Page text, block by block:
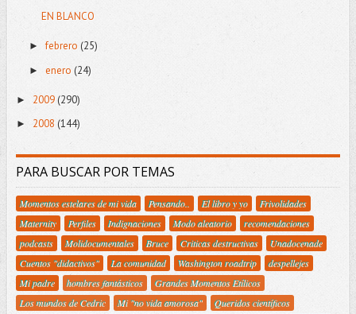
EN BLANCO
►febrero (25)
► enero (24)
► 2009(290)
► 2008 (144)
PARA BUSCAR POR TEMAS
Momentos estelares de mi vida Pensando.. El libro y yo
Frivolidades
Maternity
Perfiles Indignaciones Modo aleatorio
recomendaciones
podcasts
Molidocumentales Bruce Criticas destructivas
Unadocenade
Cuentos "didactivos"
La comunidad Washington roadtrip
despellejes
Mi padre
hombres fantásticos
Grandes Momentos Etílicos
Los mundos de Cedric
Mi "no vida amorosa"
Queridos científicos